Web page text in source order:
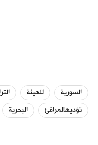
السورية للهيئة
تؤديهالمرافئ
البحرية